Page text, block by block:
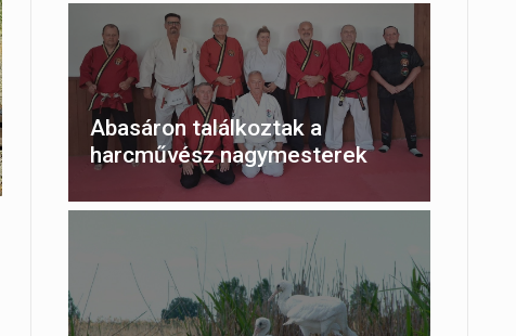
Abasáron találkoztak a
harcművész nagymesterek